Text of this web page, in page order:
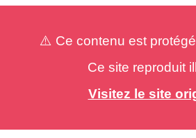
⚠️ Ce contenu est
Ce site reproduit
Visitez le site